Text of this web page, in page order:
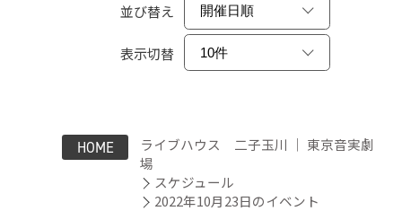
並び替え
表示切替
HOME
ライブハウス 二子玉川 ｜ 東京音実劇
場
スケジュール
2022年10月23日のイベント